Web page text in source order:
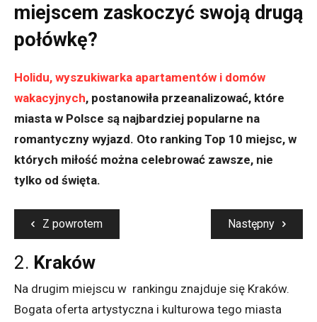
miejscem zaskoczyć swoją drugą
połówkę?
Holidu, wyszukiwarka apartamentów i domów
wakacyjnych, postanowiła przeanalizować, które
miasta w Polsce są najbardziej popularne na
romantyczny wyjazd. Oto ranking Top 10 miejsc, w
których miłość można celebrować zawsze, nie
tylko od święta.
Z powrotem Następny
2. Kraków
Na drugim miejscu w rankingu znajduje się Kraków.
Bogata oferta artystyczna i kulturowa tego miasta